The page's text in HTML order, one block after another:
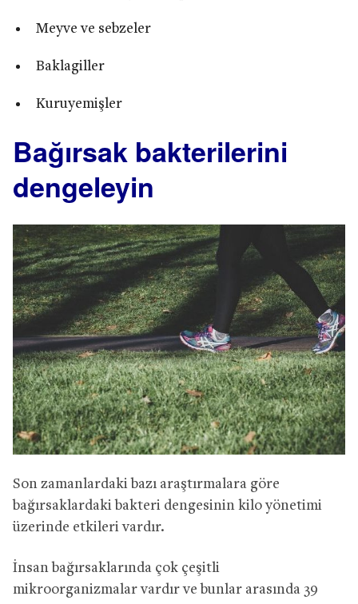
Meyve ve sebzeler
Baklagiller
Kuruyemişler
Bağırsak bakterilerini
dengeleyin
Son zamanlardaki bazı araştırmalara göre
bağırsaklardaki bakteri dengesinin kilo yönetimi
üzerinde etkileri vardır.
İnsan bağırsaklarında çok çeşitli
mikroorganizmalar vardır ve bunlar arasında 39